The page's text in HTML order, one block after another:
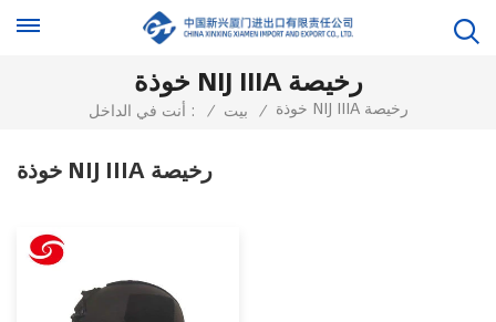
خوذة NIJ IIIA رخيصة
أنت في الداخل : / بيت / خوذة NIJ IIIA رخيصة
خوذة NIJ IIIA رخيصة